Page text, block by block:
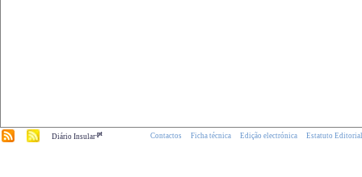
Diário Insular.pt Contactos Ficha técnica Edição electrónica Estatuto Editorial